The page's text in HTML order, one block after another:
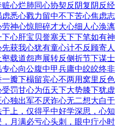
赃心烂肺同心协契反阴复阴 反经
虑悉心戮力留中不下苦心焦虑志
劳神心惊胆碎才大心细 人心涣漓
下心肝宝贝誉塞天下下笔如有神
先获我心犹有童心计不反顾寄人
壑载道怨声展转反侧折节下谋士
专心向公腹中甲兵庸中皎皎终非
一瓣下榻留宾心不两用 窝里反色
受罚甘心为伍天下大势膝下犹虚
心独出军不厌诈心无二想大白于
于上，仅得乎中好学深思，心知
，月满必亏心头刺，眼中疔小时